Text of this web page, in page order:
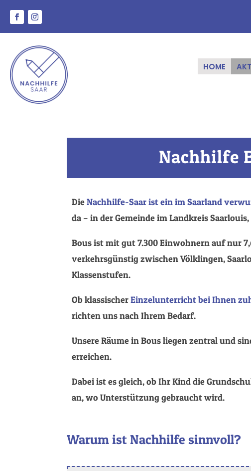
HOME
Nachhilfe
DieNachhilfe-Saar ist ein im Saarland
da – in der Gemeinde im Landkreis
Bous ist mit gut 7.300 Einwohnern auf nur
verkehrsgünstig zwischen Völklingen,
Klassenstufen.
Ob klassischerEinzelunterricht bei Ihnen
richten uns nach Ihrem Bedarf.
Unsere Räume in Bous liegen zentral und
erreichen.
Dabei ist es gleich, ob Ihr Kind die
an, wo Unterstützung gebraucht wird.
Warum ist Nachhilfe sinnvoll?